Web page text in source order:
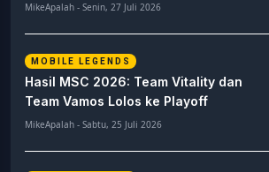
MikeApalah - Senin, 27 Juli 2026
MOBILE LEGENDS
Hasil MSC 2026: Team Vitality dan
Team Vamos Lolos ke Playoff
MikeApalah - Sabtu, 25 Juli 2026